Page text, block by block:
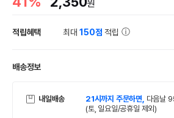
원
적립혜택 최대150점 적립
배송정보
내일배송 21시까지 주문하면, 다음날
(토, 일요일/공휴일 제외)